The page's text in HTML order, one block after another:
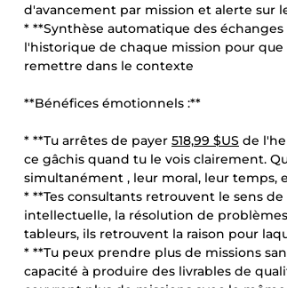
d'avancement par mission et alerte sur
* **Synthèse automatique des
l'historique de chaque mission pour
remettre dans le contexte
**Bénéfices émotionnels :**
* **Tu arrêtes de payer 518,99 $US de
ce gâchis quand tu le vois clairement.
simultanément , leur moral, leur temps,
* **Tes consultants retrouvent le sens
intellectuelle, la résolution de
tableurs, ils retrouvent la raison pour
* **Tu peux prendre plus de missions
capacité à produire des livrables de